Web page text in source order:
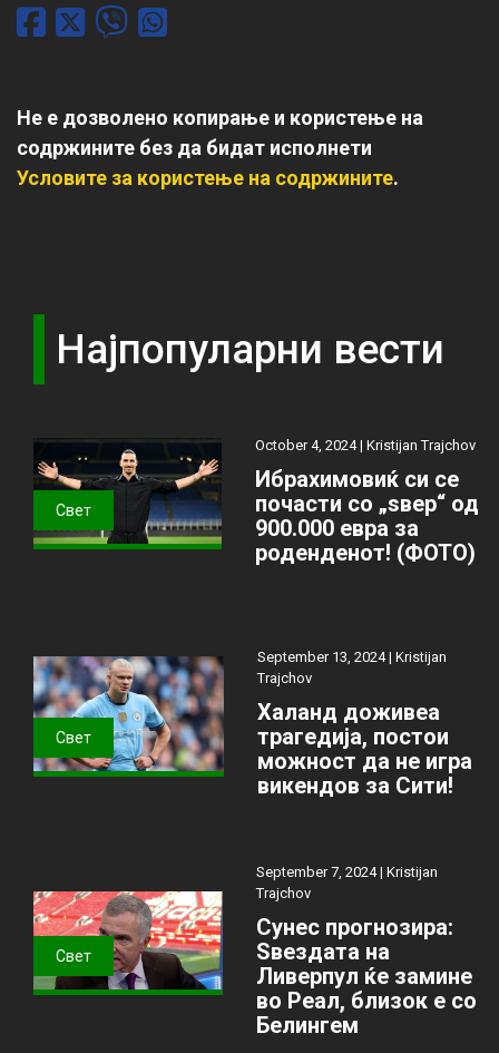
Не е дозволено копирање и користење на
содржините без да бидат исполнети
Условите за користење на содржините.
Најпопуларни вести
Свет
October 4, 2024 |Kristijan Trajchov
Ибрахимовиќ си се
почасти со „ѕвер“ од
900.000 евра за
роденденот! (ФОТО)
Свет
September 13, 2024 | Kristijan
Trajchov
Халанд доживеа
трагедија, постои
можност да не игра
викендов за Сити!
Свет
September 7, 2024 | Kristijan
Trajchov
Сунес прогнозира:
Ѕвездата на
Ливерпул ќе замине
во Реал, близок е со
Белингем